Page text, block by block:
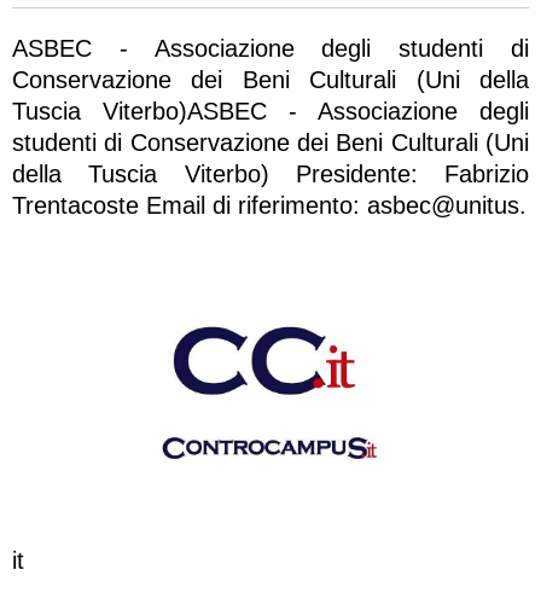
ASBEC - Associazione degli studenti di
Conservazione dei Beni Culturali (Uni della
Tuscia Viterbo)ASBEC - Associazione degli
studenti di Conservazione dei Beni Culturali (Uni
della Tuscia Viterbo) Presidente: Fabrizio
Trentacoste Email di riferimento: asbec@unitus.
it